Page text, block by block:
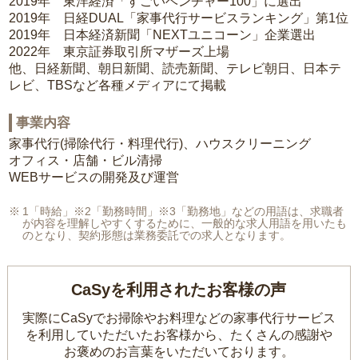
2019年 日経DUAL「家事代行サービスランキング」第1位
2019年 日本経済新聞「NEXTユニコーン」企業選出
2022年 東京証券取引所マザーズ上場
他、日経新聞、朝日新聞、読売新聞、テレビ朝日、日本テ
レビ、TBSなど各種メディアにて掲載
事業内容
家事代行(掃除代行・料理代行)、ハウスクリーニング
オフィス・店舗・ビル清掃
WEBサービスの開発及び運営
1「時給」※2「勤務時間」※3「勤務地」などの用語は、求職者
が内容を理解しやすくするために、一般的な求人用語を用いたも
のとなり、契約形態は業務委託での求人となります。
CaSyを利用されたお客様の声
実際にCaSyでお掃除やお料理などの家事代行サービス
を利用していただいたお客様から、 たくさんの感謝や
お褒めのお言葉をいただいております。